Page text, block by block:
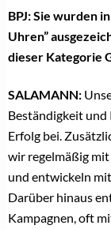
BPJ: Sie wurden
Uhren”
dieser Kategorie
SALAMANN:
Beständigkeit
Erfolg bei.
wir regelmäßig
und entwickeln
Darüber hinaus
Kampagnen, oft